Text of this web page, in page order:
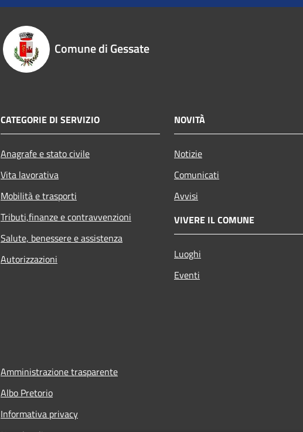
Comune di Gessate
CATEGORIE DI SERVIZIO
Anagrafe e stato civile
Vita lavorativa
Mobilità e trasporti
Tributi,finanze e contravvenzioni
Salute, benessere e assistenza
Autorizzazioni
NOVITÀ
Notizie
Comunicati
Avvisi
VIVERE IL COMUNE
Luoghi
Eventi
Amministrazione trasparente
Albo Pretorio
Informativa privacy